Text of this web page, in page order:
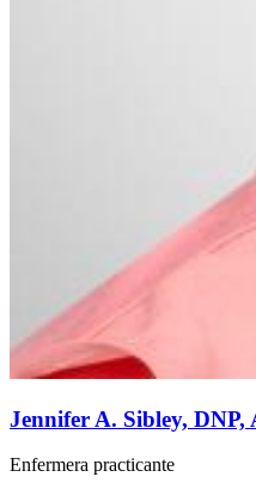
Jennifer A. Sibley,
Enfermera practicante